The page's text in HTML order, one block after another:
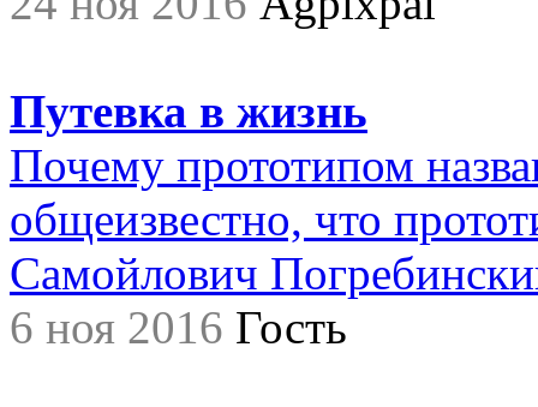
Путевка в жизнь
Почему прототипом
общеизвестно, что
Самойлович
6 ноя 2016 Гость